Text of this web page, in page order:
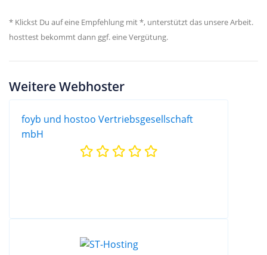
* Klickst Du auf eine Empfehlung mit *, unterstützt das unsere Arbeit.
hosttest bekommt dann ggf. eine Vergütung.
Weitere Webhoster
foyb und hostoo Vertriebsgesellschaft
mbH